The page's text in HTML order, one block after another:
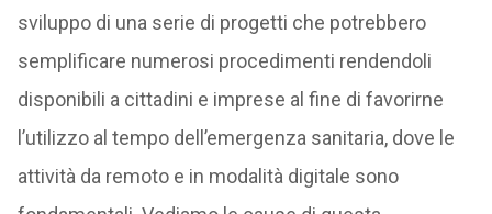
sviluppo di una serie di progetti che potrebbero
semplificare numerosi procedimenti rendendoli
disponibili a cittadini e imprese al fine di favorirne
l’utilizzo al tempo dell’emergenza sanitaria, dove le
attività da remoto e in modalità digitale sono